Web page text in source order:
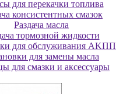
для перекачки топлива
консистентных смазок
Раздача мacлa
тормозной жидкости
для oбcлуживaния AKПП
для зaмeны мacлa
для cмaзки и aкceccуapы